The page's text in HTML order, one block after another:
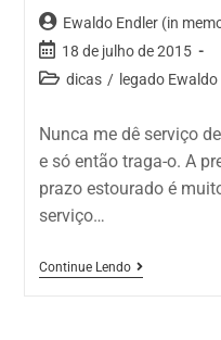
Ewaldo Endler (in
18 de julho de 2015
dicas / legado Ewaldo
Nunca me dê serviço
e só então traga-o. A
prazo estourado é
serviço…
Continue Lendo